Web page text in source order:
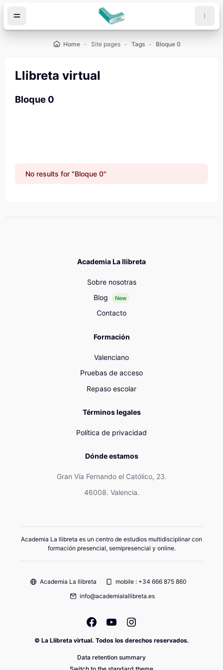
Home Site pages Tags Bloque 0
Llibreta virtual
Bloque 0
No results for "Bloque 0"
Academia La llibreta
Sobre nosotras
Blog
New
Contacto
Formación
Valenciano
Pruebas de acceso
Repaso escolar
Términos legales
Política de privacidad
Dónde estamos
Gran Vía Fernando el Católico, 23.
46008. Valencia.
Academia La llibreta es un centro de estudios multidisciplinar con
formación presencial, semipresencial y online.
Academia La llibreta
mobile : +34 666 875 860
info@academialallibreta.es
© La Llibreta virtual. Todos los derechos reservados.
Data retention summary